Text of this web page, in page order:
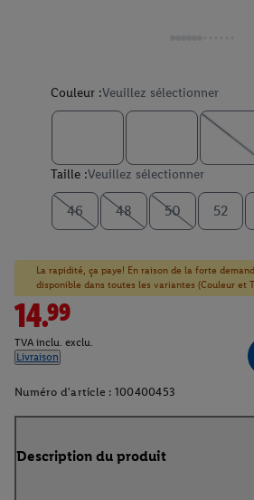
Couleur :Veuillez sélectionner
Taille :Veuillez sélectionner
46 48 50 52
La rapidité, ça paye! En raison de la forte
disponible dans toutes les variantes (Couleur et
14.99
TVA inclu. exclu.
Livraison
Numéro d'article : 100400453
Description du produit